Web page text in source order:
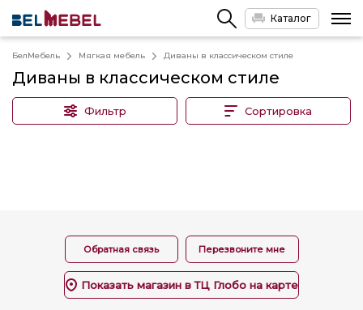
Каталог
БелМебель Мягкая мебель Диваны в классическом стиле
Диваны в классическом стиле
Фильтр Сортировка
Обратная связь Перезвоните мне
Показать магазин в ТЦ Глобо на карте